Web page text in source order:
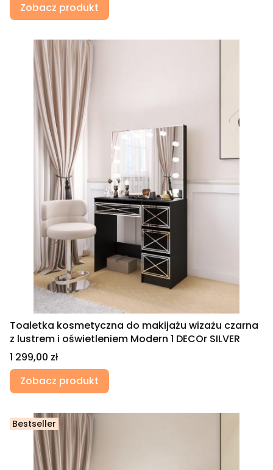
Zobacz produkt
Toaletka kosmetyczna do makijażu wizażu czarna
z lustrem i oświetleniem Modern 1 DECOr SILVER
Cena
1 299,00 zł
Zobacz produkt
Bestseller